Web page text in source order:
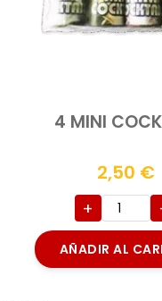
4 MINI
2,50 €
+
AÑADIR AL